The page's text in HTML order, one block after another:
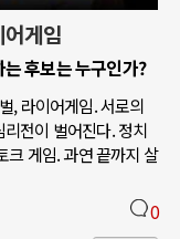
게임
후보는 누구인가?
, 라이어게임. 서로의
전이 벌어진다. 정치
크 게임. 과연 끝까지 살
0